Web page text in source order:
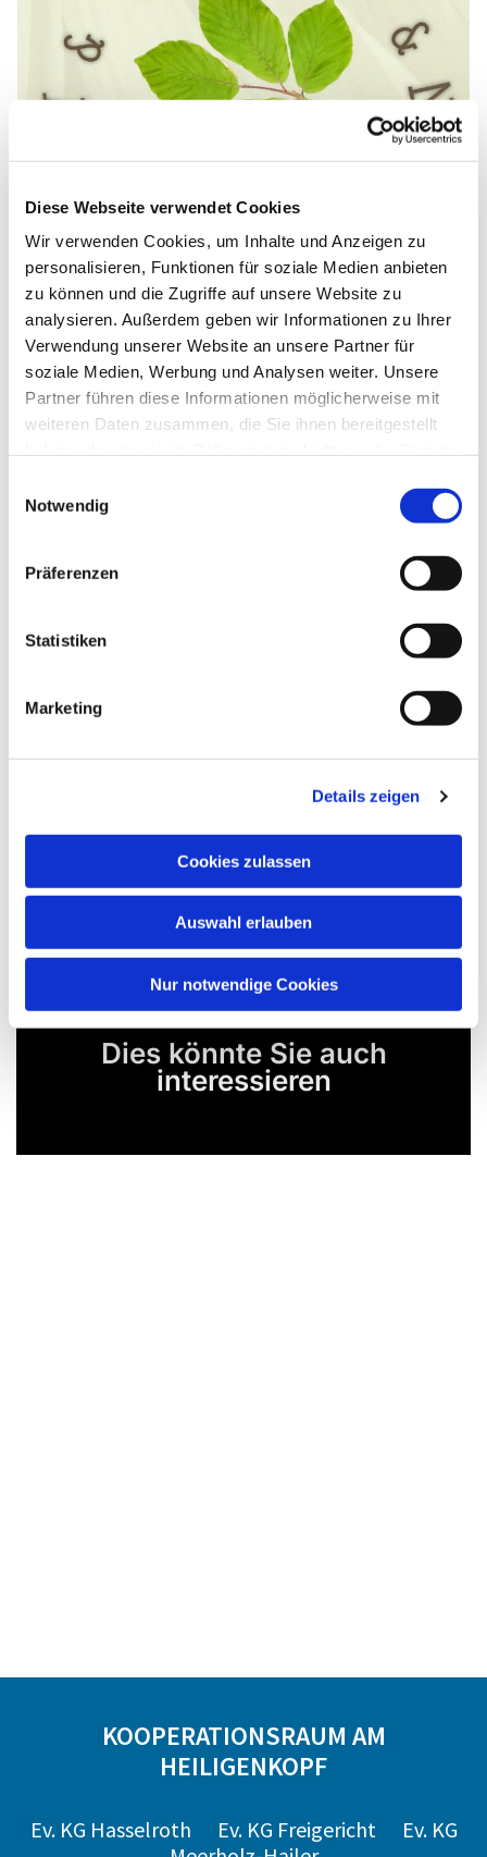
Diese Webseite verwendet Cookies
Wir verwenden Cookies, um Inhalte und Anzeigen zu
personalisieren, Funktionen für soziale Medien anbieten
zu können und die Zugriffe auf unsere Website zu
analysieren. Außerdem geben wir Informationen zu Ihrer
Verwendung unserer Website an unsere Partner für
soziale Medien, Werbung und Analysen weiter. Unsere
Partner führen diese Informationen möglicherweise mit
weiteren Daten zusammen, die Sie ihnen bereitgestellt
Notwendig
Präferenzen
Statistiken
Marketing
Details zeigen
Cookies zulassen
Auswahl erlauben
Nur notwendige Cookies
Dies könnte Sie auch
interessieren
KOOPERATIONSRAUM AM
HEILIGENKOPF
Ev. KG Hasselroth Ev. KG Freigericht
Ev. KG